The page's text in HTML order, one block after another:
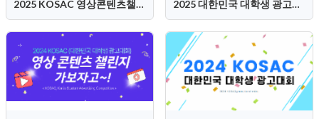
2025 KOSAC 영상콘텐츠챌린지 홍보영상 2025 대한민국 대학생 광고대회 (KOSAC) 홍보영상